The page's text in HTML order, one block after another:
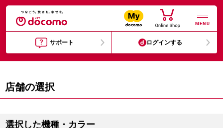
MENU
サポート ログインする
店舗の選択
選択した機種・カラー